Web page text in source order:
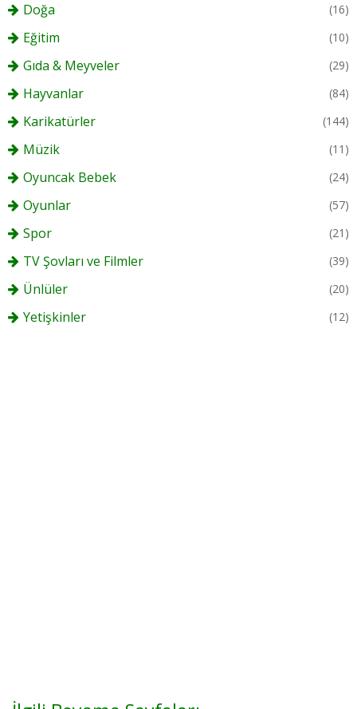
Doğa (16)
Eğitim (10)
Gıda & Meyveler (29)
Hayvanlar (84)
Karikatürler (144)
Müzik (11)
Oyuncak Bebek (24)
Oyunlar (57)
Spor (21)
TV Şovları ve Filmler (39)
Ünlüler (20)
Yetişkinler (12)